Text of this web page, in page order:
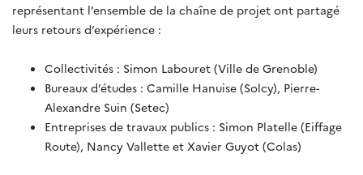
représentant l’ensemble de la chaîne de projet ont partagé
leurs retours d’expérience :
Collectivités : Simon Labouret (Ville de Grenoble)
Bureaux d’études : Camille Hanuise (Solcy), Pierre-
Alexandre Suin (Setec)
Entreprises de travaux publics : Simon Platelle (Eiffage
Route), Nancy Vallette et Xavier Guyot (Colas)